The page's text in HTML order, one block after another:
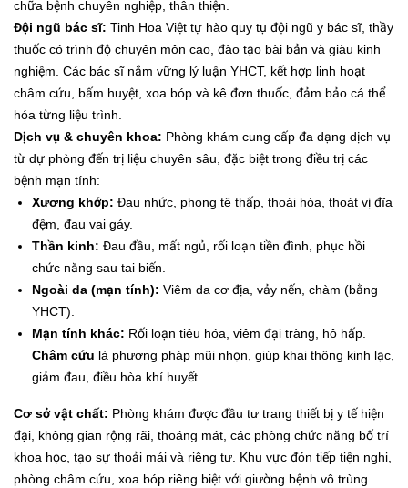
chữa bệnh chuyên nghiệp, thân thiện.
Đội ngũ bác sĩ: Tinh Hoa Việt tự hào quy tụ đội ngũ y bác sĩ, thầy
thuốc có trình độ chuyên môn cao, đào tạo bài bản và giàu kinh
nghiệm. Các bác sĩ nắm vững lý luận YHCT, kết hợp linh hoạt
châm cứu, bấm huyệt, xoa bóp và kê đơn thuốc, đảm bảo cá thể
hóa từng liệu trình.
Dịch vụ & chuyên khoa: Phòng khám cung cấp đa dạng dịch vụ
từ dự phòng đến trị liệu chuyên sâu, đặc biệt trong điều trị các
bệnh mạn tính:
Xương khớp: Đau nhức, phong tê thấp, thoái hóa, thoát vị đĩa
đệm, đau vai gáy.
Thần kinh: Đau đầu, mất ngủ, rối loạn tiền đình, phục hồi
chức năng sau tai biến.
Ngoài da (mạn tính): Viêm da cơ địa, vảy nến, chàm (bằng
YHCT).
Mạn tính khác: Rối loạn tiêu hóa, viêm đại tràng, hô hấp.
Châm cứu là phương pháp mũi nhọn, giúp khai thông kinh lạc,
giảm đau, điều hòa khí huyết.
Cơ sở vật chất: Phòng khám được đầu tư trang thiết bị y tế hiện
đại, không gian rộng rãi, thoáng mát, các phòng chức năng bố trí
khoa học, tạo sự thoải mái và riêng tư. Khu vực đón tiếp tiện nghi,
phòng châm cứu, xoa bóp riêng biệt với giường bệnh vô trùng.